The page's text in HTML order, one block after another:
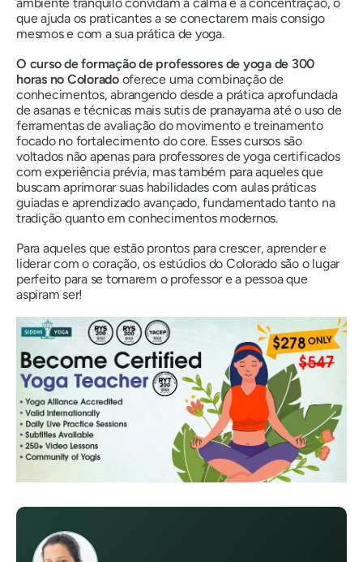
que ajuda os praticantes a se conectarem mais consigo
mesmos e com a sua prática de yoga.
O curso de formação de professores de yoga de 300
horas no Colorado oferece uma combinação de
conhecimentos, abrangendo desde a prática aprofundada
de asanas e técnicas mais sutis de pranayama até o uso de
ferramentas de avaliação do movimento e treinamento
focado no fortalecimento do core. Esses cursos são
voltados não apenas para professores de yoga certificados
com experiência prévia, mas também para aqueles que
buscam aprimorar suas habilidades com aulas práticas
guiadas e aprendizado avançado, fundamentado tanto na
tradição quanto em conhecimentos modernos.
Para aqueles que estão prontos para crescer, aprender e
liderar com o coração, os estúdios do Colorado são o lugar
perfeito para se tornarem o professor e a pessoaque
aspiram ser!